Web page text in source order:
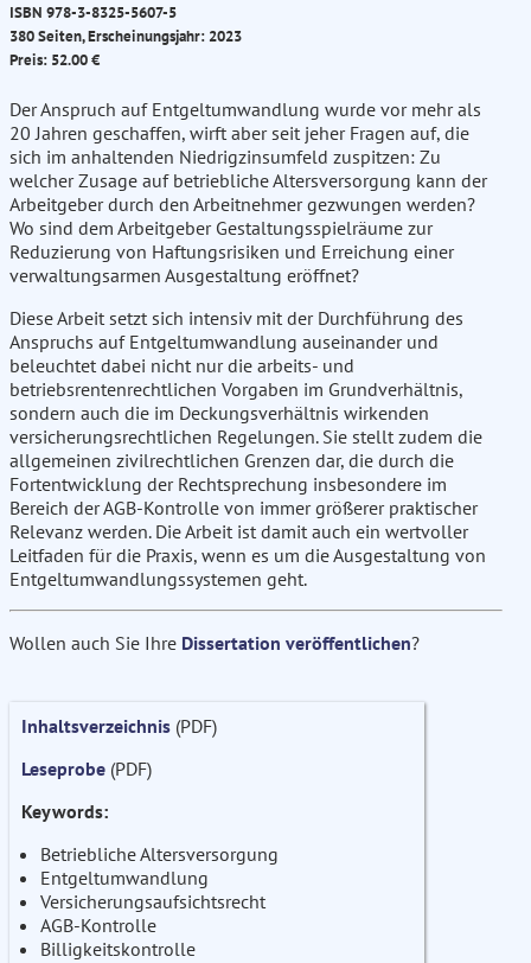
ISBN 978-3-8325-5607-5
380 Seiten, Erscheinungsjahr: 2023
Preis: 52.00 €
Der Anspruch auf Entgeltumwandlung wurde vor mehr als
20 Jahren geschaffen, wirft aber seit jeher Fragen auf, die
sich im anhaltenden Niedrigzinsumfeld zuspitzen: Zu
welcher Zusage auf betriebliche Altersversorgung kann der
Arbeitgeber durch den Arbeitnehmer gezwungen werden?
Wo sind dem Arbeitgeber Gestaltungsspielräume zur
Reduzierung von Haftungsrisiken und Erreichung einer
verwaltungsarmen Ausgestaltung eröffnet?
Diese Arbeit setzt sich intensiv mit der Durchführung des
Anspruchs auf Entgeltumwandlung auseinander und
beleuchtet dabei nicht nur die arbeits- und
betriebsrentenrechtlichen Vorgaben im Grundverhältnis,
sondern auch die im Deckungsverhältnis wirkenden
versicherungsrechtlichen Regelungen. Sie stellt zudem die
allgemeinen zivilrechtlichen Grenzen dar, die durch die
Fortentwicklung der Rechtsprechung insbesondere im
Bereich der AGB-Kontrolle von immer größerer praktischer
Relevanz werden. Die Arbeit ist damit auch ein wertvoller
Leitfaden für die Praxis, wenn es um die Ausgestaltung von
Entgeltumwandlungssystemen geht.
Wollen auch Sie Ihre Dissertation veröffentlichen?
Inhaltsverzeichnis (PDF)
Leseprobe (PDF)
Keywords:
Betriebliche Altersversorgung
Entgeltumwandlung
Versicherungsaufsichtsrecht
AGB-Kontrolle
Billigkeitskontrolle